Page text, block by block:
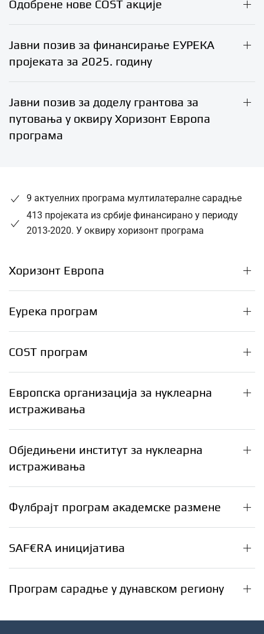
Одобрене нове COST акције
Јавни позив за финансирање ЕУРЕКА
пројеката за 2025. годину
Јавни позив за доделу грантова за
путовања у оквиру Хоризонт Европа
програма
9 актуелних програма мултилатералне сарадње
413 пројеката из србије финансирано у периоду
2013-2020. У оквиру хоризонт програма
Хоризонт Европа
Еурека програм
COST програм
Европска организација за нуклеарна
истраживања
Обједињени институт за нуклеарна
истраживања
Фулбрајт програм академске размене
SAF€RA иницијатива
Програм сарадње у дунавском региону